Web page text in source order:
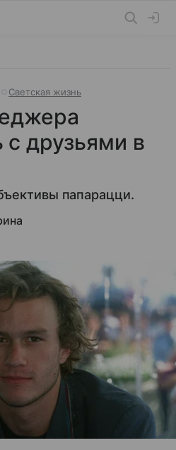
Светская жизнь
с друзьями в
папарацци.